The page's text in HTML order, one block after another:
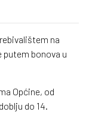
na
bonova u
Općine, od
do 14.